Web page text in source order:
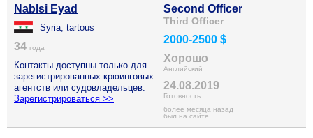
Nablsi Eyad
Syria, tartous
34 года
Контакты доступны только для
зарегистрированных крюинговых
агентств или судовладельцев.
Зарегистрироваться >>
Second Officer
Third Officer
2000-2500 $
Хорошо
Английский
24.08.2019
Готовность
более месяца назад
был на сайте